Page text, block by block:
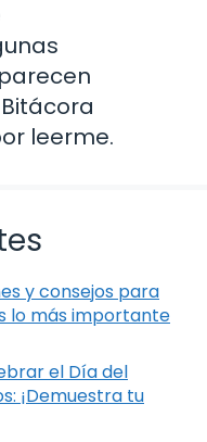
leerme.
y consejos para
lo más importante
el Día del
¡Demuestra tu